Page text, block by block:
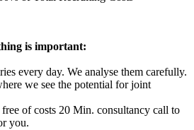
is important:
every day. We analyse them carefully.
we see the potential for joint
of costs 20 Min. consultancy call to
you.